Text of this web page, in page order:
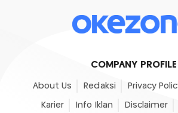
COMPANY PROFILE
About Us Redaksi Privacy
Karier Info Iklan Disclaimer